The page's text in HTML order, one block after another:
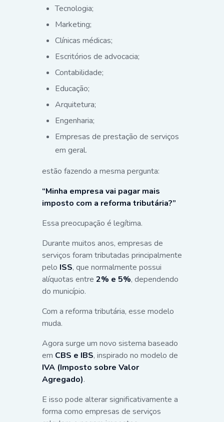
Tecnologia;
Marketing;
Clínicas médicas;
Escritórios de advocacia;
Contabilidade;
Educação;
Arquitetura;
Engenharia;
Empresas de prestação de serviços
em geral.
estão fazendo a mesma pergunta:
“Minha empresa vai pagar mais
imposto com a reforma tributária?”
Essa preocupação é legítima.
Durante muitos anos, empresas de
serviços foram tributadas principalmente
pelo ISS, que normalmente possui
alíquotas entre 2% e 5%, dependendo
do município.
Com a reforma tributária, esse modelo
muda.
Agora surge um novo sistema baseado
em CBS e IBS, inspirado no modelo de
IVA (Imposto sobre Valor
Agregado).
E isso pode alterar significativamente a
forma como empresas de serviços